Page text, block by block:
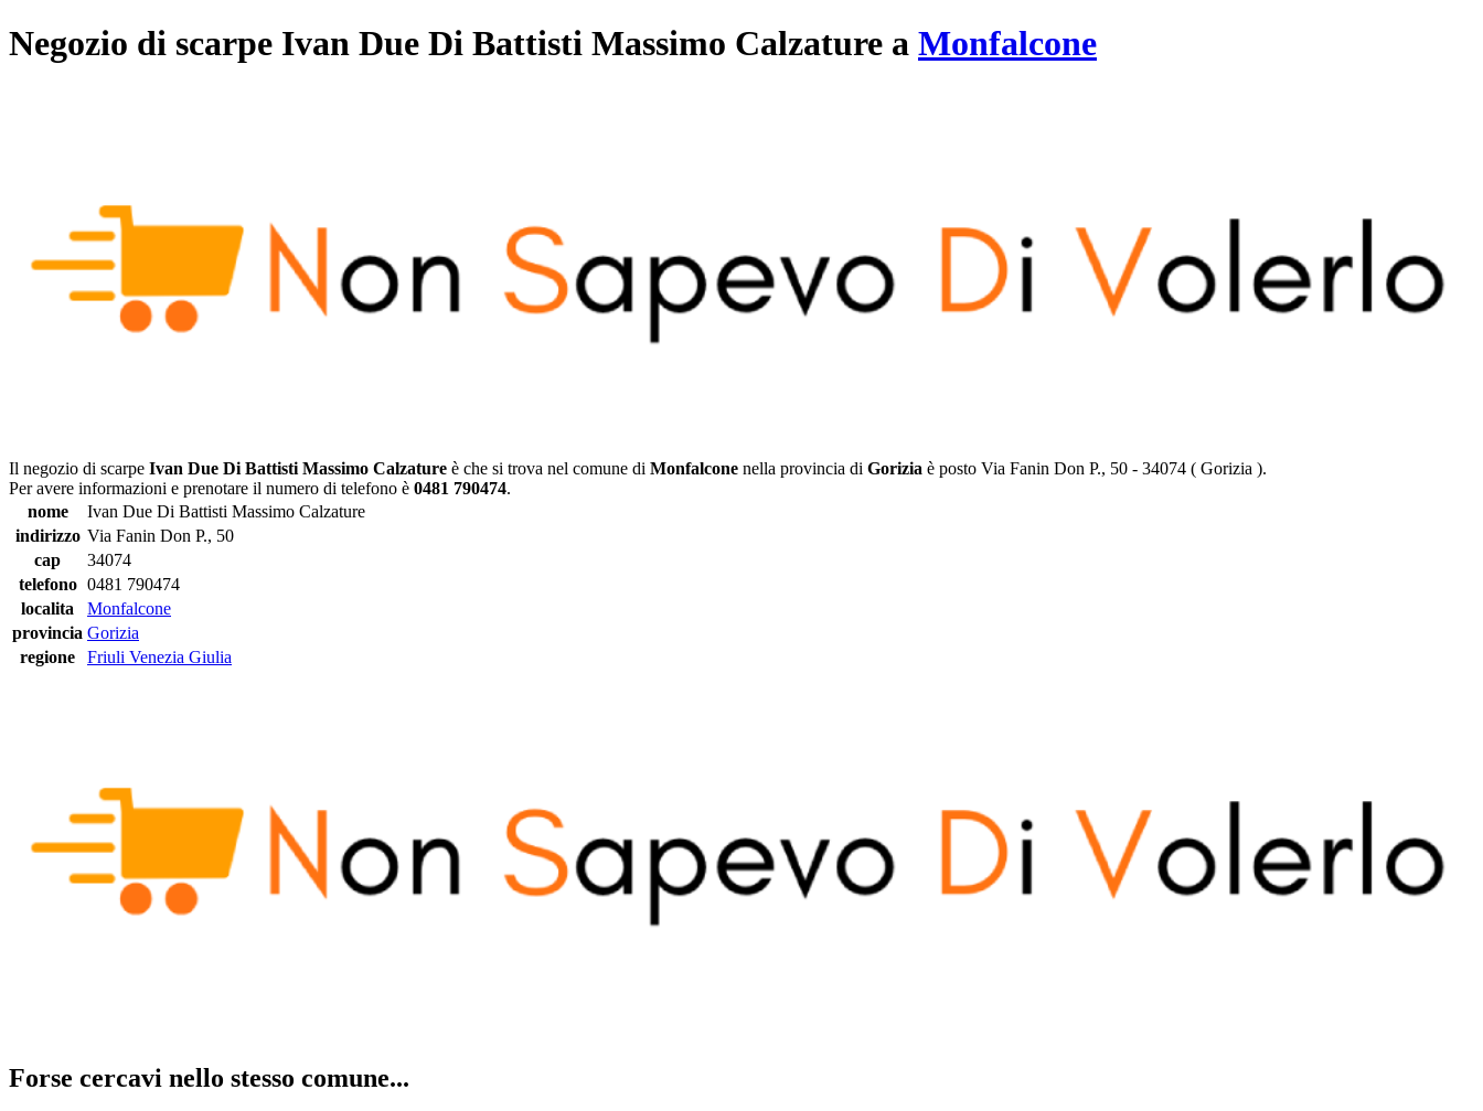
Negozio di scarpe Ivan Due Di Battisti Massimo Calzature a Monfalcone
Il negozio di scarpe Ivan Due Di Battisti Massimo Calzature è che si trova nel comune di Monfalcone nella provincia di Gorizia è posto Via Fanin Don P., 50 - 34074 ( Gorizia ).
Per avere informazioni e prenotare il numero di telefono è 0481 790474.
nome
Ivan Due Di Battisti Massimo Calzature
indirizzo Via Fanin Don P., 50
cap
34074
telefono 0481 790474
localita
Monfalcone
provincia Gorizia
regione
Friuli Venezia Giulia
Forse cercavi nello stesso comune...